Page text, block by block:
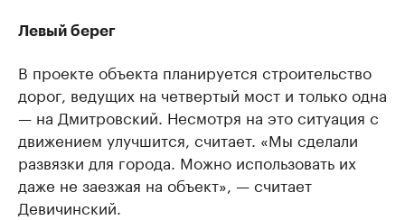
Левый берег
В проекте объекта планируется строительство
дорог, ведущих на четвертый мост и только одна
— на Дмитровский. Несмотря на это ситуация с
движением улучшится, считает. «Мы сделали
развязки для города. Можно использовать их
даже не заезжая на объект», — считает
Девичинский.